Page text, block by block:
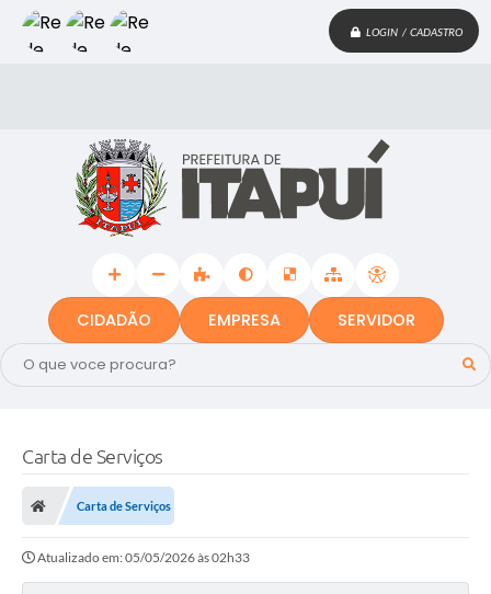
LOGIN / CADASTRO
CIDADÃO EMPRESA SERVIDOR
Carta de Serviços
Carta de Serviços
Atualizado em: 05/05/2026 às 02h33